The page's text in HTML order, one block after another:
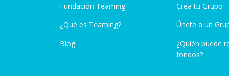
Fundación Teaming
¿Qué es Teaming?
Blog
Crea tu Grupo
Únete a un
¿Quién puede
fondos?